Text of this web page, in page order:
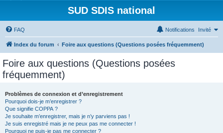
SUD SDIS national
FAQ Invité
Notifications
Index du forum Foire aux questions (Questions posées fréquemment)
Foire aux questions (Questions posées
fréquemment)
Problèmes de connexion et d’enregistrement
Pourquoi dois-je m’enregistrer ?
Que signifie COPPA ?
Je souhaite m’enregistrer, mais je n’y parviens pas !
Je suis enregistré mais je ne peux pas me connecter !
Pourquoi ne puis-je pas me connecter ?